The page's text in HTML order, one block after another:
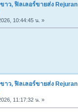
ว, ฟิลเลอร์ขายส่ง Rejuran
10:44:45 น. »
าว, ฟิลเลอร์ขายส่ง Rejuran
11:17:32 น. »